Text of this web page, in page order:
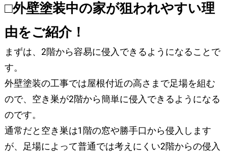
□外壁塗装中の家が狙われやすい理
由をご紹介！
まずは、2階から容易に侵入できるようになることで
す。
外壁塗装の工事では屋根付近の高さまで足場を組む
ので、空き巣が2階から簡単に侵入できるようになる
のです。
通常だと空き巣は1階の窓や勝手口から侵入します
が、足場によって普通では考えにくい2階からの侵入